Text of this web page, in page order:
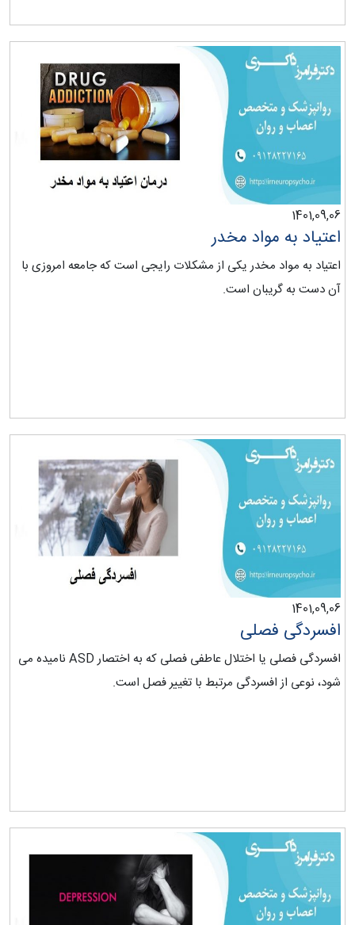
1401,09,06
اعتیاد به مواد مخدر
اعتیاد به مواد مخدر یکی از مشکلات رایجی است که جامعه امروزی با
آن دست به گریبان است.
1401,09,06
افسردگی فصلی
افسردگی فصلی یا اختلال عاطفی فصلی که به اختصار ASD نامیده می
شود، نوعی از افسردگی مرتبط با تغییر فصل است.